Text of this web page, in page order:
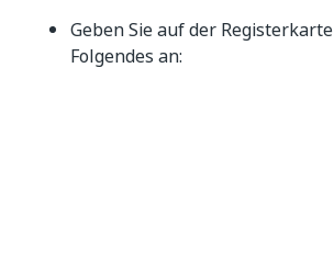
Geben Sie auf der Registerkarte
Folgendes an: